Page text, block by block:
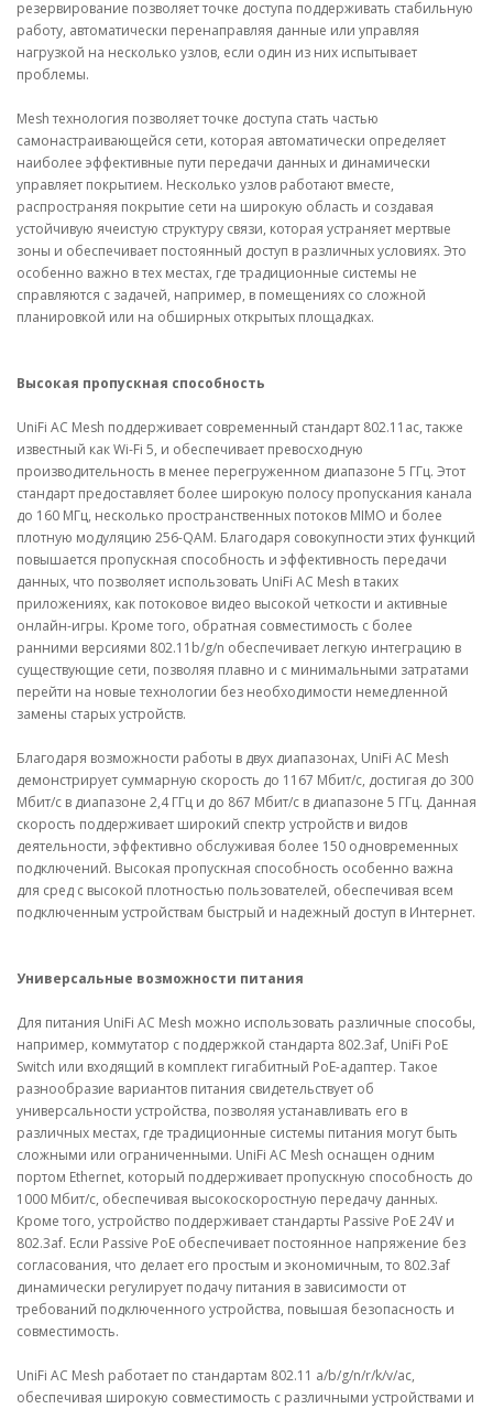
резервирование позволяет точке доступа поддерживать стабильную
работу, автоматически перенаправляя данные или управляя
нагрузкой на несколько узлов, если один из них испытывает
проблемы.
Mesh технология позволяет точке доступа стать частью
самонастраивающейся сети, которая автоматически определяет
наиболее эффективные пути передачи данных и динамически
управляет покрытием. Несколько узлов работают вместе,
распространяя покрытие сети на широкую область и создавая
устойчивую ячеистую структуру связи, которая устраняет мертвые
зоны и обеспечивает постоянный доступ в различных условиях. Это
особенно важно в тех местах, где традиционные системы не
справляются с задачей, например, в помещениях со сложной
планировкой или на обширных открытых площадках.
Высокая пропускная способность
UniFi AC Mesh поддерживает современный стандарт 802.11ac, также
известный как Wi-Fi 5, и обеспечивает превосходную
производительность в менее перегруженном диапазоне 5 ГГц. Этот
стандарт предоставляет более широкую полосу пропускания канала
до 160 МГц, несколько пространственных потоков MIMO и более
плотную модуляцию 256-QAM. Благодаря совокупности этих функций
повышается пропускная способность и эффективность передачи
данных, что позволяет использовать UniFi AC Mesh в таких
приложениях, как потоковое видео высокой четкости и активные
онлайн-игры. Кроме того, обратная совместимость с более
ранними версиями 802.11b/g/n обеспечивает легкую интеграцию в
существующие сети, позволяя плавно и с минимальными затратами
перейти на новые технологии без необходимости немедленной
замены старых устройств.
Благодаря возможности работы в двух диапазонах, UniFi AC Mesh
демонстрирует суммарную скорость до 1167 Мбит/с, достигая до 300
Мбит/с в диапазоне 2,4 ГГц и до 867 Мбит/с в диапазоне 5 ГГц. Данная
скорость поддерживает широкий спектр устройств и видов
деятельности, эффективно обслуживая более 150 одновременных
подключений. Высокая пропускная способность особенно важна
для сред с высокой плотностью пользователей, обеспечивая всем
подключенным устройствам быстрый и надежный доступ в Интернет.
Универсальные возможности питания
Для питания UniFi AC Mesh можно использовать различные способы,
например, коммутатор с поддержкой стандарта 802.3af, UniFi PoE
Switch или входящий в комплект гигабитный PoE-адаптер. Такое
разнообразие вариантов питания свидетельствует об
универсальности устройства, позволяя устанавливать его в
различных местах, где традиционные системы питания могут быть
сложными или ограниченными. UniFi AC Mesh оснащен одним
портом Ethernet, который поддерживает пропускную способность до
1000 Мбит/с, обеспечивая высокоскоростную передачу данных.
Кроме того, устройство поддерживает стандарты Passive PoE 24V и
802.3af. Если Passive PoE обеспечивает постоянное напряжение без
согласования, что делает его простым и экономичным, то 802.3af
динамически регулирует подачу питания в зависимости от
требований подключенного устройства, повышая безопасность и
совместимость.
UniFi AC Mesh работает по стандартам 802.11 a/b/g/n/r/k/v/ac,
обеспечивая широкую совместимость с различными устройствами и